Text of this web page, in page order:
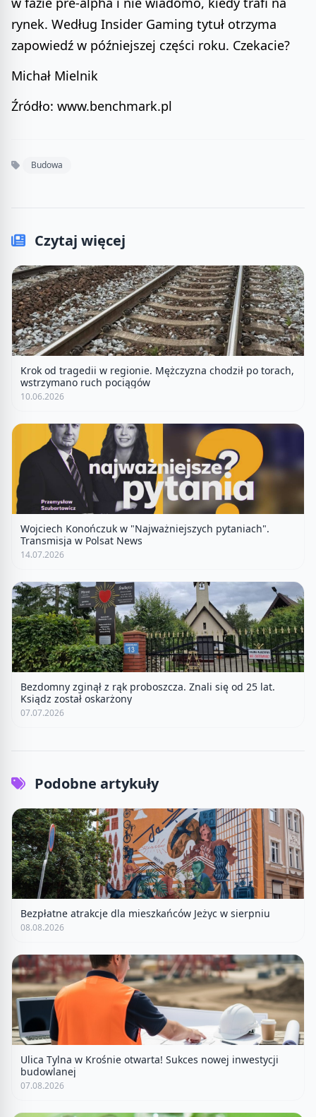
rynek. Według Insider Gaming tytuł otrzyma
zapowiedź w późniejszej części roku. Czekacie?
Michał Mielnik
Źródło: www.benchmark.pl
Budowa
Czytaj więcej
Krok od tragedii w regionie. Mężczyzna chodził po torach,
wstrzymano ruch pociągów
10.06.2026
Wojciech Konończuk w "Najważniejszych pytaniach".
Transmisja w Polsat News
14.07.2026
Bezdomny zginął z rąk proboszcza. Znali się od 25 lat.
Ksiądz został oskarżony
07.07.2026
Podobne artykuły
Bezpłatne atrakcje dla mieszkańców Jeżyc w sierpniu
08.08.2026
Ulica Tylna w Krośnie otwarta! Sukces nowej inwestycji
budowlanej
07.08.2026